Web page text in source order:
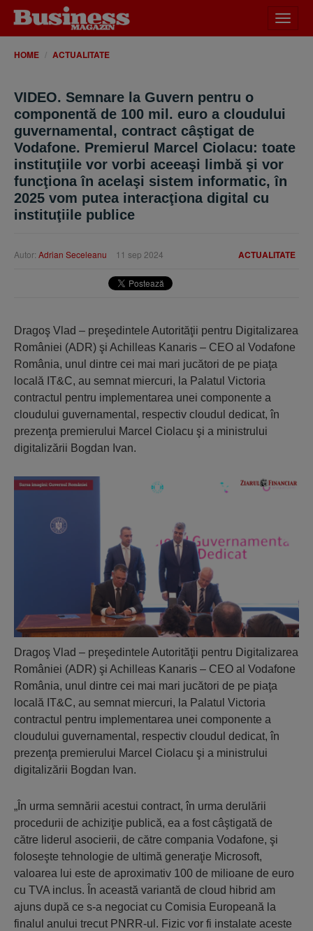
meniu
HOME ACTUALITATE
VIDEO. Semnare la Guvern pentru o
componentă de 100 mil. euro a cloudului
guvernamental, contract câştigat de
Vodafone. Premierul Marcel Ciolacu: toate
instituţiile vor vorbi aceeaşi limbă şi vor
funcţiona în acelaşi sistem informatic, în
2025 vom putea interacţiona digital cu
instituţiile publice
ACTUALITATE
Autor: Adrian Seceleanu 11 sep 2024
Dragoş Vlad – preşedintele Autorităţii pentru Digitalizarea
României (ADR) şi Achilleas Kanaris – CEO al Vodafone
România, unul dintre cei mai mari jucători de pe piaţa
locală IT&C, au semnat miercuri, la Palatul Victoria
contractul pentru implementarea unei componente a
cloudului guvernamental, respectiv cloudul dedicat, în
prezenţa premierului Marcel Ciolacu şi a ministrului
digitalizării Bogdan Ivan.
Dragoş Vlad – preşedintele Autorităţii pentru Digitalizarea
României (ADR) şi Achilleas Kanaris – CEO al Vodafone
România, unul dintre cei mai mari jucători de pe piaţa
locală IT&C, au semnat miercuri, la Palatul Victoria
contractul pentru implementarea unei componente a
cloudului guvernamental, respectiv cloudul dedicat, în
prezenţa premierului Marcel Ciolacu şi a ministrului
digitalizării Bogdan Ivan.
„În urma semnării acestui contract, în urma derulării
procedurii de achiziţie publică, ea a fost câştigată de
către liderul asocierii, de către compania Vodafone, şi
foloseşte tehnologie de ultimă generaţie Microsoft,
valoarea lui este de aproximativ 100 de milioane de euro
cu TVA inclus. În această variantă de cloud hibrid am
ajuns după ce s-a negociat cu Comisia Europeană la
finalul anului trecut PNRR-ul. Fizic vor fi instalate aceste